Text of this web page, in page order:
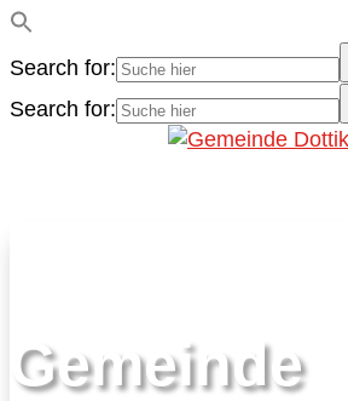
Search for:
Search for:
Gemeinde